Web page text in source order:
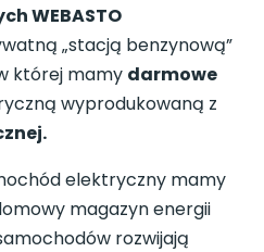
WEBASTO
„stacją benzynową”
której mamy darmowe
wyprodukowaną z
elektryczny mamy
magazyn energii
rozwijają